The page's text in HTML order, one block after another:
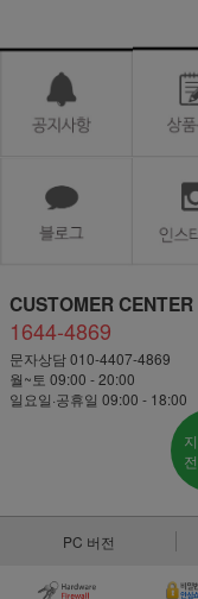
CUSTOMER CENTER
1644-4869
문자상담 010-4407-4869
월~토 09:00 - 20:00
일요일·공휴일 09:00 - 18:00
PC 버전